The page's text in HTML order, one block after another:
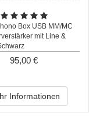
Box USB MM/MC
mit Line &
95,00 €
Informationen